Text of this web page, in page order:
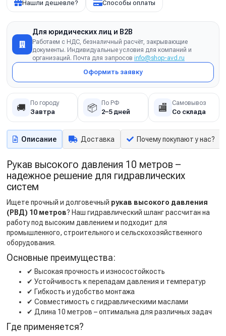
Нашли дешевле? Способы оплаты
Для юридических лиц и B2B
Работаем с НДС, безналичный расчёт, закрывающие
документы. Индивидуальные условия для компаний и
организаций. Почта для запросов info@shop-avd.ru
Оформить заявку
🚚 По городу
Завтра 📦 По РФ
2–5 дней 🏬 Самовывоз
Со склада
Описание Доставка Почему покупают у нас?
Рукав высокого давления 10 метров –
надежное решение для гидравлических
систем
Ищете прочный и долговечный рукав высокого давления
(РВД) 10 метров? Наш гидравлический шланг рассчитан на
работу под высоким давлением и подходит для
промышленного, строительного и сельскохозяйственного
оборудования.
Основные преимущества:
✔ Высокая прочность и износостойкость
✔ Устойчивость к перепадам давления и температур
✔ Гибкость и удобство монтажа
✔ Совместимость с гидравлическими маслами
✔ Длина 10 метров – оптимальна для различных задач
Где применяется?